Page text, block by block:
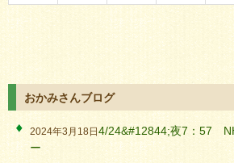
おかみさんブログ
2024年3月18日 4/24&#12844;夜7：57
ー